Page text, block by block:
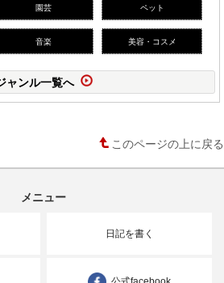
園芸 ペット
音楽 美容・コスメ
ャンル一覧へ
このページの上に戻る
メニュー
日記を書く